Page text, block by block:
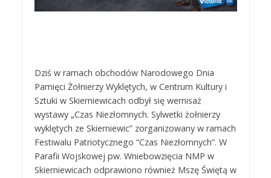
Dziś w ramach obchodów Narodowego Dnia
Pamięci Żołnierzy Wyklętych, w Centrum Kultury i
Sztuki w Skierniewicach odbył się wernisaż
wystawy „Czas Niezłomnych. Sylwetki żołnierzy
wyklętych ze Skierniewic” zorganizowany w ramach
Festiwalu Patriotycznego “Czas Niezłomnych”. W
Parafii Wojskowej pw. Wniebowzięcia NMP w
Skierniewicach odprawiono również Mszę Świętą w